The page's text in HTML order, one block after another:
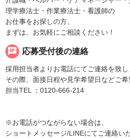
理学療法士・作業療法士・看護師の
お仕事をお探しの方、
まずは、お気軽にご相談ください！
chat 応募受付後の連絡
採用担当者よりお電話にてご連絡を致し
その際、面接日程や見学希望日などご希
担当TEL ：0120-666-214
※お電話がつながらない場合は、
ショートメッセージ/LINEにてご連絡い